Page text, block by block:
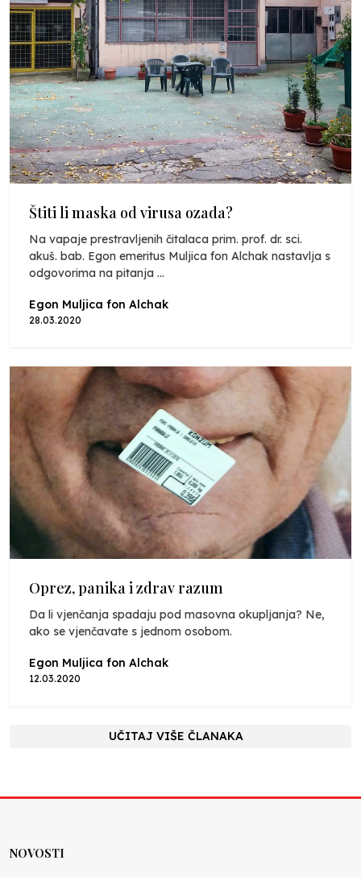
Štiti li maska od virusa ozada?
Na vapaje prestravljenih čitalaca prim. prof. dr. sci.
akuš. bab. Egon emeritus Muljica fon Alchak nastavlja s
odgovorima na pitanja ...
Egon Muljica fon Alchak
28.03.2020
Oprez, panika i zdrav razum
Da li vjenčanja spadaju pod masovna okupljanja? Ne,
ako se vjenčavate s jednom osobom.
Egon Muljica fon Alchak
12.03.2020
UČITAJ VIŠE ČLANAKA
NOVOSTI